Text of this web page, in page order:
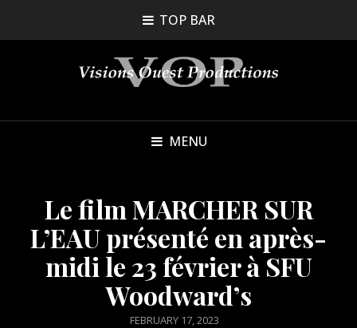
TOP BAR
MENU
Le film MARCHER SUR
L’EAU présenté en après-
midi le 23 février à SFU
Woodward’s
POSTED
FEBRUARY 17, 2023